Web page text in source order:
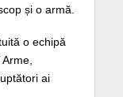
și o armă.
o echipă
ai